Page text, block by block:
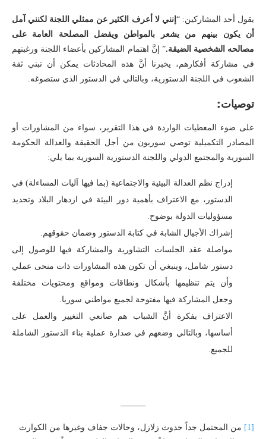
يقول أحد المشاركين: “ إنني لا أعرف الكثير عن ممثلي اللجنة لكنني آمل
أن يكون بينهم من يشعر بالمواطن ويفضل المصلحة العامة على
مصالحه الشخصية الضيقة.” إنَّ اهتمام المشاركين بأعضاء اللجنة ورغبتهم
في مشاركة أفكارهم، يخبرنا أنَّ هذه المحادثات يمكن أن تبني ثقة
الشعوب في اللجنة الدستورية، وبالتالي في الدستور الذي ستصوغه.
توصيات:
على ضوء المعطيات الواردة في هذا التقرير، سواء من المشاورات أو
المصادر التكميلية توصي سوريون من أجل الحقيقة والعدالة الحكومة
السورية والمجتمع الدولي واللجنة الدستورية السورية بما يلي:
إدراج نظم العدالة البيئية والاجتماعية (بما فيها آليات المساءلة) في
الدستور، مع الاعتراف بأهمية دور البيئة في ازدهار البلاد وتحديد
مسؤوليات الدولة بوضوح.
إشراك الأجيال الشابة في كتابة الدستور وضمان حقوقهم.
مواصلة عقد الجلسات التشاورية والمشاركة فيها للوصول إلى
دستور شامل، وينبغي أن تكون هذه المشاورات ذات منحى عملي
وأن يتم تنظيمها بأشكال ونطاقات ومواقع ومحتويات مختلفة
وجعل المشاركة فيها مفتوحة لجميع مواطني سوريا.
الاعتراف بفكرة أنَّ الشباب هم صانعي التغيير والعمل على
أساسها، وبالتالي وضعهم في صدارة عملية بناء الدستور الشاملة
للجميع.
[1]
من المحتمل جداً حدوث زلازل، وحالات جفاف وغيرها من الكوارث